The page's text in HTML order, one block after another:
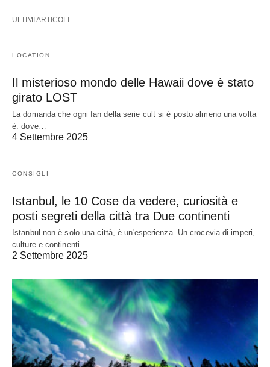
ULTIMI ARTICOLI
LOCATION
Il misterioso mondo delle Hawaii dove è stato
girato LOST
La domanda che ogni fan della serie cult si è posto almeno una volta
è: dove…
4 Settembre 2025
CONSIGLI
Istanbul, le 10 Cose da vedere, curiosità e
posti segreti della città tra Due continenti
Istanbul non è solo una città, è un'esperienza. Un crocevia di imperi,
culture e continenti…
2 Settembre 2025